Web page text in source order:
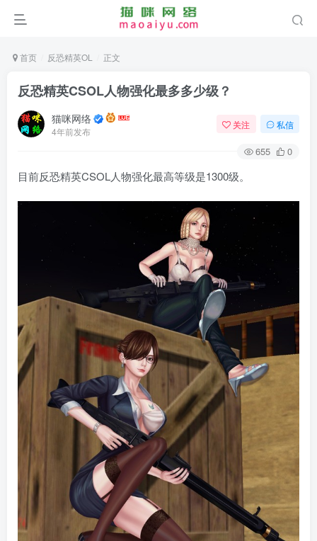
首页 反恐精英OL 正文
反恐精英CSOL人物强化最多多少级？
猫咪网络
4年前发布
关注 私信
655 0
目前反恐精英CSOL人物强化最高等级是1300级。